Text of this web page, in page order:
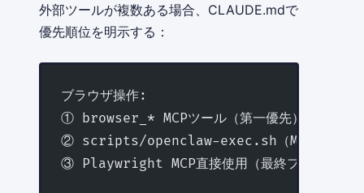
外部ツールが複数ある場合、CLAUDE.mdで
優先順位を明示する：
ブラウザ操作:
① browser_* MCPツール（第一優先）
② scripts/openclaw-exec.sh（MCP失敗時
③ Playwright MCP直接使用（最終フォールバ